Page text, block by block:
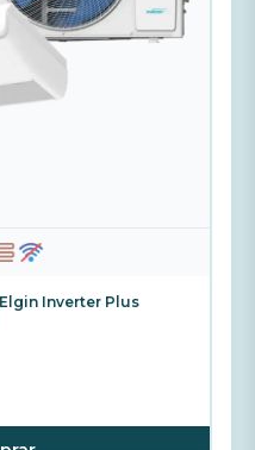
Inverter Plus